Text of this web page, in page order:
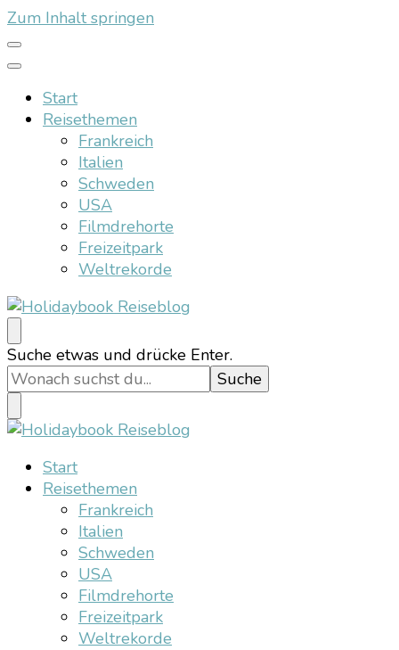
Zum Inhalt springen
Start
Reisethemen
Frankreich
Italien
Schweden
USA
Filmdrehorte
Freizeitpark
Weltrekorde
Holidaybook Reiseblog
Suchst
du
nach
etwas?
Suche etwas und drücke Enter.
Holidaybook Reiseblog
Start
Reisethemen
Frankreich
Italien
Schweden
USA
Filmdrehorte
Freizeitpark
Weltrekorde